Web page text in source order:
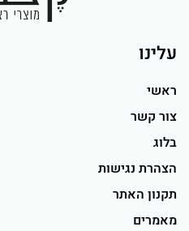
עלינו
ראשי
צור קשר
בלוג
הצהרת נגישות
תקנון האתר
מאמרים